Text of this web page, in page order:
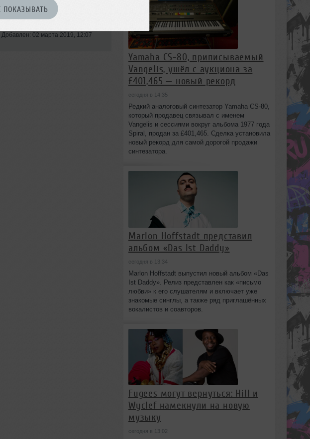
ПОКАЗЫВАТЬ
Стиль: Pop-Rap
Добавлен: 02 марта 2019, 12:07
Yamaha CS-80, приписываемый
Vangelis, ушёл с аукциона за
£401,465 — новый рекорд
сегодня в 14:35
Редкий аналоговый синтезатор Yamaha CS-80,
который продавец связывал с именем
Vangelis и сессиями вокруг альбома 1977 года
Spiral, продан за £401,465. Сделка установила
новый рекорд для самой дорогой продажи
синтезатора.
Marlon Hoffstadt представил
альбом «Das Ist Daddy»
сегодня в 13:34
Marlon Hoffstadt выпустил новый альбом «Das
Ist Daddy». Релиз представлен как «письмо
любви» к его слушателям и включает уже
знакомые синглы, а также ряд приглашённых
вокалистов и соавторов.
Fugees могут вернуться: Hill и
Wyclef намекнули на новую
музыку
сегодня в 13:02